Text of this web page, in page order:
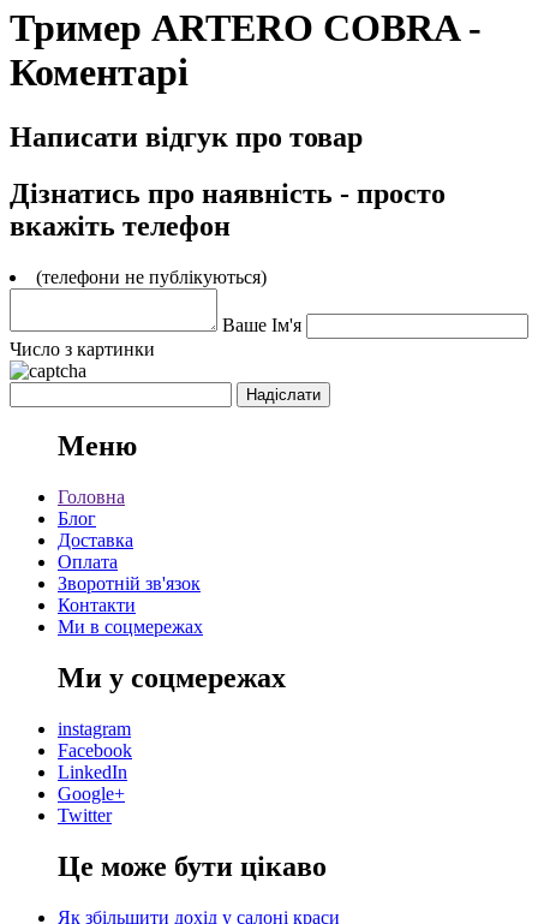
Тример ARTERO COBRA -
Коментарі
Написати відгук про товар
Дізнатись про наявність - просто
вкажіть телефон
(телефони не публікуються)
Ваше Ім'я
Число з картинки
Меню
Головна
Блог
Доставка
Оплата
Зворотній зв'язок
Контакти
Ми в соцмережах
Ми у соцмережах
instagram
Facebook
LinkedIn
Google+
Twitter
Це може бути цікаво
Як збільшити дохід у салоні краси